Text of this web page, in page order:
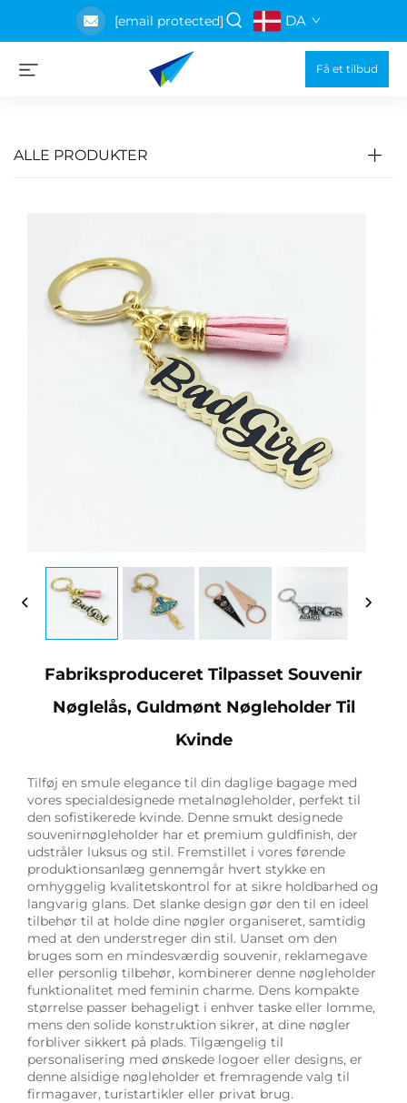
[email protected] DA
Få et tilbud
ALLE PRODUKTER
Fabriksproduceret Tilpasset Souvenir
Nøglelås, Guldmønt Nøgleholder Til
Kvinde
Tilføj en smule elegance til din daglige bagage med
vores specialdesignede metalnøgleholder, perfekt til
den sofistikerede kvinde. Denne smukt designede
souvenirnøgleholder har et premium guldfinish, der
udstråler luksus og stil. Fremstillet i vores førende
produktionsanlæg gennemgår hvert stykke en
omhyggelig kvalitetskontrol for at sikre holdbarhed og
langvarig glans. Det slanke design gør den til en ideel
tilbehør til at holde dine nøgler organiseret, samtidig
med at den understreger din stil. Uanset om den
bruges som en mindesværdig souvenir, reklamegave
eller personlig tilbehør, kombinerer denne nøgleholder
funktionalitet med feminin charme. Dens kompakte
størrelse passer behageligt i enhver taske eller lomme,
mens den solide konstruktion sikrer, at dine nøgler
forbliver sikkert på plads. Tilgængelig til
personalisering med ønskede logoer eller designs, er
denne alsidige nøgleholder et fremragende valg til
firmagaver, turistartikler eller privat brug.